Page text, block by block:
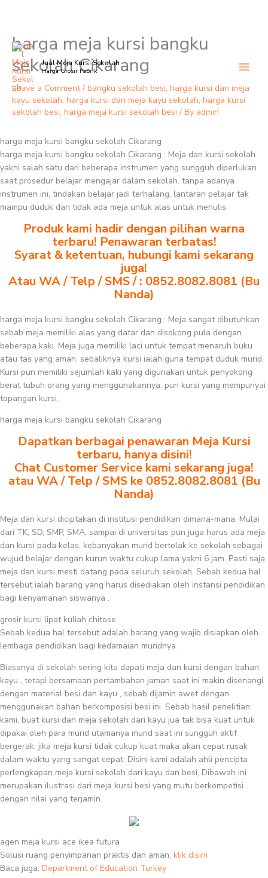
Skip
content
Jual Meja Kursi Sekolah
Harga Grosir Pabrik
harga meja kursi bangku
sekolah Cikarang
Leave a Comment / bangku sekolah besi, harga kursi dan meja
kayu sekolah, harga kursi dan meja kayu sekolah, harga kursi
sekolah besi, harga meja kursi sekolah besi / By admin
harga meja kursi bangku sekolah Cikarang
harga meja kursi bangku sekolah Cikarang : Meja dan kursi sekolah
yakni salah satu dari beberapa instrumen yang sungguh diperlukan
saat prosedur belajar mengajar dalam sekolah. tanpa adanya
instrumen ini, tindakan belajar jadi terhalang. lantaran pelajar tak
mampu duduk dan tidak ada meja untuk alas untuk menulis.
Produk kami hadir dengan pilihan warna
terbaru! Penawaran terbatas!
Syarat & ketentuan, hubungi kami sekarang
juga!
Atau WA / Telp / SMS / : 0852.8082.8081 (Bu
Nanda)
harga meja kursi bangku sekolah Cikarang : Meja sangat dibutuhkan
sebab meja memiliki alas yang datar dan disokong pula dengan
beberapa kaki. Meja juga memiliki laci untuk tempat menaruh buku
atau tas yang aman. sebaliknya kursi ialah guna tempat duduk murid.
Kursi pun memiliki sejumlah kaki yang digunakan untuk penyokong
berat tubuh orang yang menggunakannya. pun kursi yang mempunyai
topangan kursi.
harga meja kursi bangku sekolah Cikarang
Dapatkan berbagai penawaran Meja Kursi
terbaru, hanya disini!
Chat Customer Service kami sekarang juga!
atau WA / Telp / SMS ke 0852.8082.8081 (Bu
Nanda)
Meja dan kursi diciptakan di institusi pendidikan dimana-mana. Mulai
dari TK, SD, SMP, SMA, sampai di universitas pun juga harus ada meja
dan kursi pada kelas. kebanyakan murid bertolak ke sekolah sebagai
wujud belajar dengan kurun waktu cukup lama yakni 6 jam. Pasti saja
meja dan kursi mesti datang pada seluruh sekolah. Sebab kedua hal
tersebut ialah barang yang harus disediakan oleh instansi pendidikan
bagi kenyamanan siswanya .
grosir kursi lipat kuliah chitose
Sebab kedua hal tersebut adalah barang yang wajib disiapkan oleh
lembaga pendidikan bagi kedamaian muridnya .
Biasanya di sekolah sering kita dapati meja dan kursi dengan bahan
kayu , tetapi bersamaan pertambahan jaman saat ini makin disenangi
dengan material besi dan kayu , sebab dijamin awet dengan
menggunakan bahan berkomposisi besi ini. Sebab hasil penelitian
kami, buat kursi dan meja sekolah dari kayu jua tak bisa kuat untuk
dipakai oleh para murid utamanya murid saat ini sungguh aktif
bergerak, jika meja kursi tidak cukup kuat maka akan cepat rusak
dalam waktu yang sangat cepat. Disini kami adalah ahli pencipta
perlengkapan meja kursi sekolah dari kayu dan besi, Dibawah ini
merupakan ilustrasi dari meja kursi besi yang mutu berkompetisi
dengan nilai yang terjamin.
agen meja kursi ace ikea futura
Solusi ruang penyimpanan praktis dan aman, klik disini
Baca juga: Department of Education Turkey